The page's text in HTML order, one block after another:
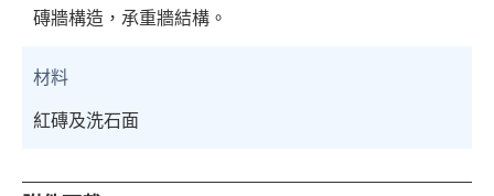
磚牆構造，承重牆結構。
材料
紅磚及洗石面